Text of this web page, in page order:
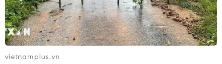
vietnamplus.vn